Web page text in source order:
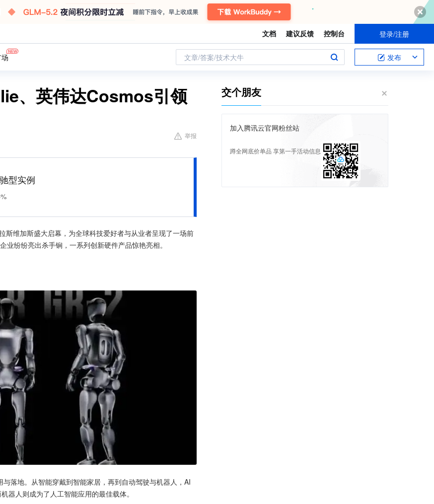
文档 建议反馈 控制台 登录/注册
文章/答案/技术大牛 发布
、英伟达Cosmos引领
举报
型实例
维加斯盛大启幕，为全球科技爱好者与从业者呈现了一场前
纷纷亮出杀手锏，一系列创新硬件产品惊艳亮相。
落地。从智能穿戴到智能家居，再到自动驾驶与机器人，AI
器人则成为了人工智能应用的最佳载体。
交个朋友
加入腾讯云官网粉丝站
蹲全网底价单品 享第一手活动信息